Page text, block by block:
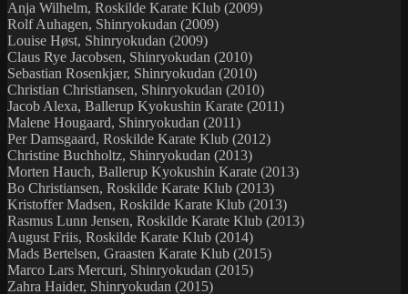
Anja Wilhelm, Roskilde Karate Klub (2009)
Rolf Auhagen, Shinryokudan (2009)
Louise Høst, Shinryokudan (2009)
Claus Rye Jacobsen, Shinryokudan (2010)
Sebastian Rosenkjær, Shinryokudan (2010)
Christian Christiansen, Shinryokudan (2010)
Jacob Alexa, Ballerup Kyokushin Karate (2011)
Malene Hougaard, Shinryokudan (2011)
Per Damsgaard, Roskilde Karate Klub (2012)
Christine Buchholtz, Shinryokudan (2013)
Morten Hauch, Ballerup Kyokushin Karate (2013)
Bo Christiansen, Roskilde Karate Klub (2013)
Kristoffer Madsen, Roskilde Karate Klub (2013)
Rasmus Lunn Jensen, Roskilde Karate Klub (2013)
August Friis, Roskilde Karate Klub (2014)
Mads Bertelsen, Graasten Karate Klub (2015)
Marco Lars Mercuri, Shinryokudan (2015)
Zahra Haider, Shinryokudan (2015)